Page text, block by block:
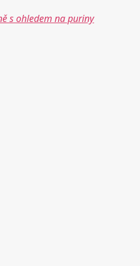
s ohledem na puriny